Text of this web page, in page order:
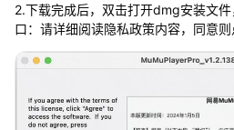
2.下载完成后，双击打开dmg安装文
口：请详细阅读隐私政策内容，同意则